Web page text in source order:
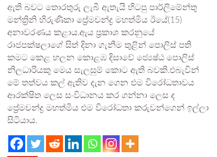
ඇති බවට තොරතුරු ලැබී ඇතැයි හිටපු පාර්ලිමේන්තු
මන්ත්‍රිනි හිරුණිකා ප්‍රේමචන්ද්‍ර මහත්මිය ඊයේ(15)
අනාවරණය කළාය.ඇය ප්‍රකාශ කරනුයේ
රාජපක්ෂලාගේ සිත් දිනා ගැනීම තුළින් පොලිස් පති
කමට කෙළ හලන කොළඹ දිසාවේ ජ්‍යෙෂ්ඨ පොලිස්
නිලධාරියකු මෙය සැලසුම් කොට ඇති බවකි.එබැවින්
මේ තත්වය කල් ඇතිව දැන ගෙන එම විරෝධතාවය
ආරක්ෂිත ලෙස සංවිධානය කර ගන්නා ලෙස ද
ප්‍රේමචන්ද්‍ර මහත්මිය එම විරෝධතා කරුවන්ගෙන් ඉල්ලා
සිටියාය.